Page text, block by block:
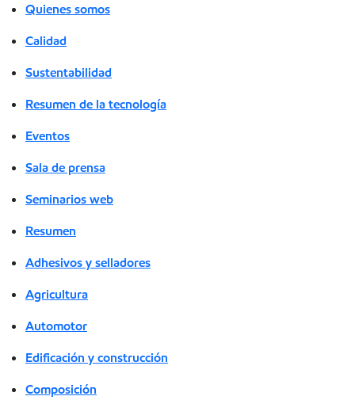
Quienes somos
Calidad
Sustentabilidad
Resumen de la tecnología
Eventos
Sala de prensa
Seminarios web
Resumen
Adhesivos y selladores
Agricultura
Automotor
Edificación y construcción
Composición